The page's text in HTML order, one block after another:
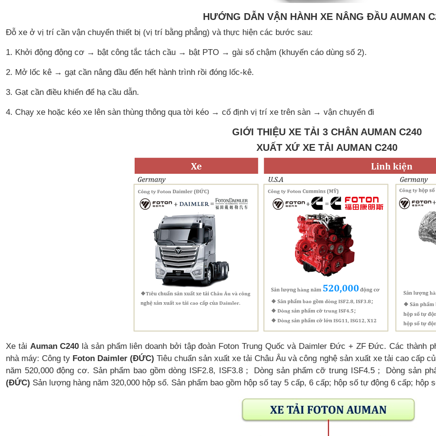
HƯỚNG DẪN VẬN HÀNH XE NÂNG ĐẦU AUMAN
Đỗ xe ở vị trí cần vận chuyển thiết bị (vị trí bằng phẳng) và thực hiện các bước sau:
1. Khởi động động cơ → bật công tắc tách cầu → bật PTO → gài số chậm (khuyến cáo dùng số 2).
2. Mở lốc kê → gạt cần nâng đầu đến hết hành trình rồi đóng lốc-kê.
3. Gạt cần điều khiển để hạ cầu dẫn.
4. Chạy xe hoặc kéo xe lên sàn thùng thông qua tời kéo → cố định vị trí xe trên sàn → vận chuyển đi
GIỚI THIỆU XE TẢI 3 CHÂN AUMAN C240
XUẤT XỨ XE TẢI AUMAN C240
Xe tải Auman C240 là sản phẩm liên doanh bởi tập đoàn Foton Trung Quốc và Daimler Đức + ZF Đức. Các thành
nhà máy: Công ty Foton Daimler (ĐỨC) Tiêu chuẩn sản xuất xe tải Châu Âu và công nghệ sản xuất xe tải cao cấp
năm 520,000 động cơ. Sản phẩm bao gồm dòng ISF2.8, ISF3.8； Dòng sản phẩm cỡ trung ISF4.5； Dòng sản
(ĐỨC) Sản lượng hàng năm 320,000 hộp số. Sản phẩm bao gồm hộp số tay 5 cấp, 6 cấp; hộp số tự động 6 cấp; hộp